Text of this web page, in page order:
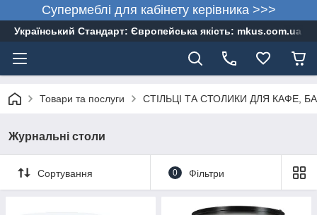
Супермеблі для кабінету керівника >>>
Український Стандарт: Європейська якість: mkus.com.ua
Товари та послуги СТІЛЬЦІ ТА СТОЛИКИ ДЛЯ КАФЕ,
Журнальні столи
Сортування 0 Фільтри